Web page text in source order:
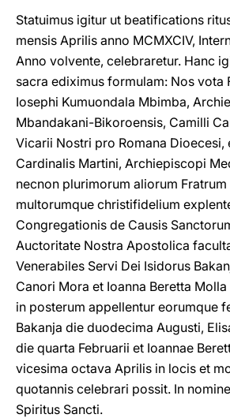
Statuimus igitur ut beatifications
mensis Aprilis anno MCMXCIV,
Anno volvente, celebraretur. Hanc
sacra ediximus formulam: Nos vota
Iosephi Kumuondala Mbimba,
Mbandakani-Bikoroensis, Camilli
Vicarii Nostri pro Romana Dioecesi,
Cardinalis Martini, Archiepiscopi
necnon plurimorum aliorum
multorumque christifidelium
Congregationis de Causis
Auctoritate Nostra Apostolica
Venerabiles Servi Dei Isidorus
Canori Mora et Ioanna Beretta
in posterum appellentur eorumque
Bakanja die duodecima Augusti,
die quarta Februarii et Ioannae
vicesima octava Aprilis in locis et
quotannis celebrari possit. In
Spiritus Sancti.